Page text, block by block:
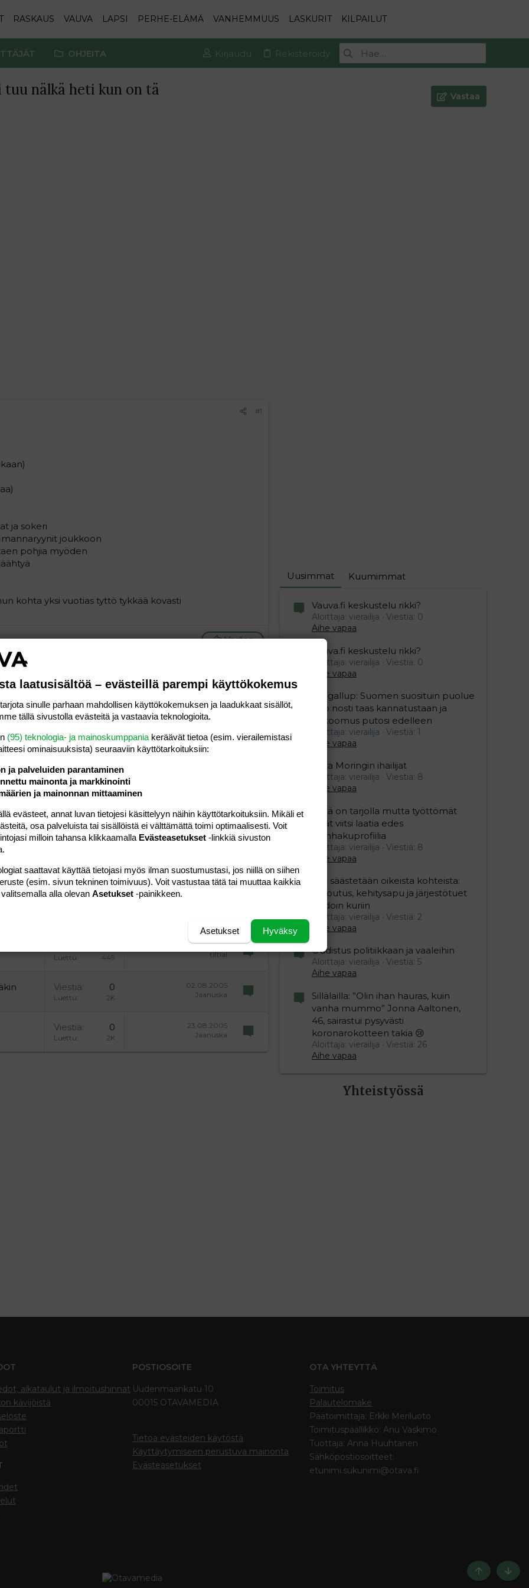
RASKAUS VAUVA LAPSI PERHE-ELÄMÄ VANHEMMUUS LASKURIT KILPAILUT
OHJEITA Kirjaudu Rekisteröidy
tuu nälkä heti kun on tä Vastaa
#1
ja sokeri
joukkoon
pohjia myöden
kohta yksi vuotias tyttö tykkää kovasti
Vastaa
Ja mansikka toimii kanssa. Voiski pyöräyttää nyt
Vastaa
editoriin…lista
sisennystä
sisennystä
vasemmalle
oikealle
text
Paragraph format
1
2
3
Lisää hyperlinkki
Lisää kuva
Laajennettuun editoriin…
Lähetä vastaus
Luettu 449
16.10.2005
tiftial
Viestiä 0
Luettu 2K
02.08.2005
Jaanuska
Viestiä 0
Luettu 2K
23.08.2005
Jaanuska
Uusimmat Kuumimmat
Vauva.fi keskustelu rikki?
Aloittaja: vierailija
Viestiä: 0
Aihe vapaa
Vauva.fi keskustelu rikki?
Aloittaja: vierailija
Viestiä: 0
Aihe vapaa
Yle gallup: Suomen suosituin puolue
Sdp nosti taas kannatustaan ja
kokoomus putosi edelleen
Aloittaja: vierailija
Viestiä: 1
Aihe vapaa
Mika Moringin ihailijat
Aloittaja: vierailija
Viestiä: 8
Aihe vapaa
Töitä on tarjolla mutta työttömät
eivät viitsi laatia edes
työnhakuprofiilia
Aloittaja: vierailija
Viestiä: 8
Aihe vapaa
Nyt säästetään oikeista kohteista:
kotoutus, kehitysapu ja järjestötuet
vihdoin kuriin
Aloittaja: vierailija
Viestiä: 2
Aihe vapaa
Uudistus politiikkaan ja vaaleihin
Aloittaja: vierailija
Viestiä: 5
Aihe vapaa
Sillälailla: ”Olin ihan hauras, kuin
vanha mummo” Jonna Aaltonen,
46, sairastui pysyvästi
koronarokotteen takia 😢
Aloittaja: vierailija
Viestiä: 26
Aihe vapaa
Yhteistyössä
aikataulut ja ilmoitushinnat
kävijöistä
POSTIOSOITE
Uudenmaankatu 10
00015 OTAVAMEDIA
Tietoa evästeiden käytöstä
Käyttäytymiseen perustuva mainonta
Evästeasetukset
OTA YHTEYTTÄ
Toimitus
Palautelomake
Päätoimittaja: Erkki Meriluoto
Toimituspäällikkö: Anu Vaskimo
Tuottaja: Anna Huuhtanen
Sähköpostiosoitteet:
etunimi.sukunimi@otava.fi
laatusisältöä – evästeillä parempi käyttökokemus
sinulle parhaan mahdollisen käyttökokemuksen ja laadukkaat sisällöt,
tällä sivustolla evästeitä ja vastaavia teknologioita.
(95) teknologia- ja mainoskumppania keräävät tietoa (esim. vierailemis­tasi
ominaisuuk­sista) seuraaviin käyttötarkoituksiin:
ja palveluiden parantaminen
mainonta ja markkinointi
ja mainonnan mittaaminen
evästeet, annat luvan tietojesi käsittelyyn näihin käyttötarkoituksiin. Mikäli et
osa palveluista tai sisällöistä ei välttämättä toimi optimaalisesti. Voit
milloin tahansa klikkaamalla Evästeasetukset -linkkiä sivuston
saattavat käyttää tietojasi myös ilman suostumustasi, jos niillä on siihen
(esim. sivun tekninen toimivuus). Voit vastustaa tätä tai muuttaa kaikkia
alla olevan Asetukset -painikkeen.
Hyväksy
Asetukset